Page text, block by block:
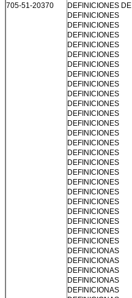
705-51-20370
DEFINICIONES DE
DEFINICIONES
DEFINICIONES
DEFINICIONES
DEFINICIONES
DEFINICIONES
DEFINICIONES
DEFINICIONES
DEFINICIONES
DEFINICIONES
DEFINICIONES
DEFINICIONES
DEFINICIONES
DEFINICIONES
DEFINICIONES
DEFINICIONES
DEFINICIONES
DEFINICIONES
DEFINICIONES
DEFINICIONES
DEFINICIONES
DEFINICIONES
DEFINICIONES
DEFINICIONES
DEFINICIONES
DEFINICIONAS
DEFINICIONAS
DEFINICIONAS
DEFINICIONAS
DEFINICIONAS